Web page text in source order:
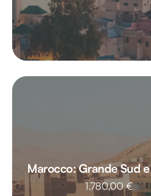
nostri partner che si occupano di analisi
pubblicità e social media, i quali
con altre informazioni che hai fornito loro
raccolto dal tuo utilizzo dei loro servizi.
Marocco: Grande Sud
1.780,00€